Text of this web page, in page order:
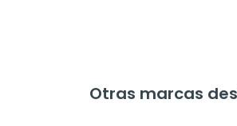
Otras marcas